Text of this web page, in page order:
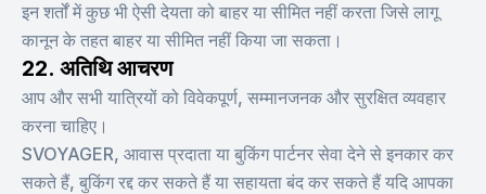
इन शर्तों में कुछ भी ऐसी देयता को बाहर या सीमित नहीं करता जिसे लागू
कानून के तहत बाहर या सीमित नहीं किया जा सकता।
22. अतिथि आचरण
आप और सभी यात्रियों को विवेकपूर्ण, सम्मानजनक और सुरक्षित व्यवहार
करना चाहिए।
SVOYAGER, आवास प्रदाता या बुकिंग पार्टनर सेवा देने से इनकार कर
सकते हैं, बुकिंग रद्द कर सकते हैं या सहायता बंद कर सकते हैं यदि आपका